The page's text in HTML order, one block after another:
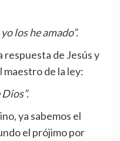
los he amado”.
respuesta de Jesús y
maestro de la ley:
ya sabemos el
el prójimo por